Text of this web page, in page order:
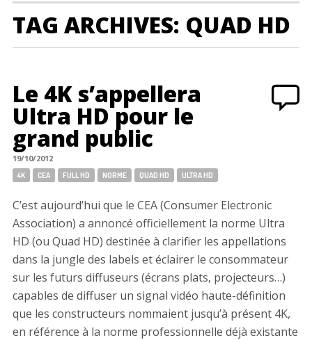
TAG ARCHIVES: QUAD HD
Le 4K s’appellera
Ultra HD pour le
grand public
19/10/2012
Tags:
4K CEA FULL HD NORME QUAD HD ULTRA HD
C’est aujourd’hui que le CEA (Consumer Electronic
Association) a annoncé officiellement la norme Ultra
HD (ou Quad HD) destinée à clarifier les appellations
dans la jungle des labels et éclairer le consommateur
sur les futurs diffuseurs (écrans plats, projecteurs…)
capables de diffuser un signal vidéo haute-définition
que les constructeurs nommaient jusqu’à présent 4K,
en référence à la norme professionnelle déjà existante